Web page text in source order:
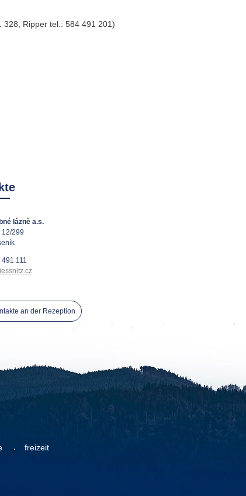
328, Ripper tel.: 584 491 201)
lázně a.s.
12/299
111
an der Rezeption
freizeit